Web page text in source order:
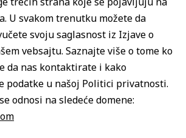
U svakom trenutku možete da
svoju saglasnost iz Izjave o
vebsajtu. Saznajte više o tome ko
da nas kontaktirate i kako
podatke u našoj Politici privatnosti.
odnosi na sledeće domene: